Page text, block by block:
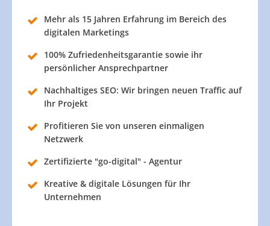
Mehr als 15 Jahren Erfahrung im Bereich des
digitalen Marketings
100% Zufriedenheitsgarantie sowie ihr
persönlicher Ansprechpartner
Nachhaltiges SEO: Wir bringen neuen Traffic auf
Ihr Projekt
Profitieren Sie von unseren einmaligen
Netzwerk
Zertifizierte "go-digital" - Agentur
Kreative & digitale Lösungen für Ihr
Unternehmen